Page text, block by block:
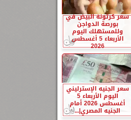
سعر كرتونة البيض في
بورصة الدواجن
وللمستهلك اليوم
الأربعاء 5 أغسطس
2026
سعر الجنيه الإسترليني
اليوم الأربعاء 5
أغسطس 2026 أمام
الجنيه المصري|...